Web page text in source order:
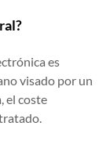
es
visado por un
el coste